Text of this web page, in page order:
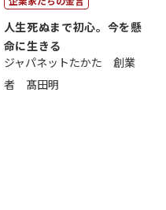
人生死ぬまで初心。今を懸
命に生きる
ジャパネットたかた 創業
者 髙田明